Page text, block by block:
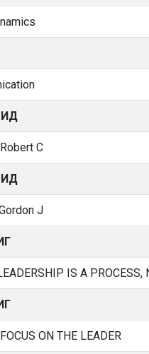
C
J
IS A PROCESS,
ON THE LEADER